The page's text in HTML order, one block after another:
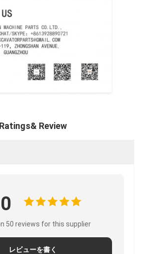
Ratings& Review
50 reviews for this supplier
レビューを書く